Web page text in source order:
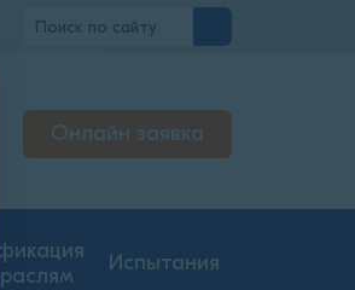
Онлайн заявка
Испытания